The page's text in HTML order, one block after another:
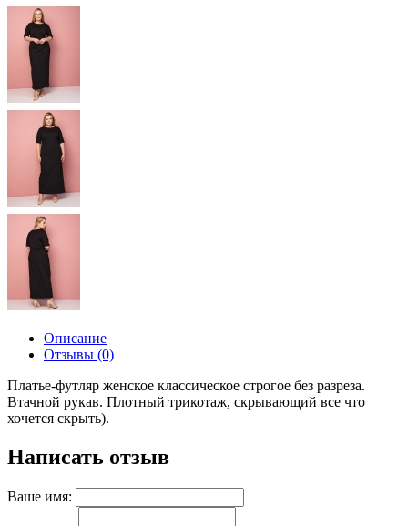
Описание
Отзывы (0)
Платье-футляр женское классическое строгое без разреза.
Втачной рукав. Плотный трикотаж, скрывающий все что
хочется скрыть).
Написать отзыв
Ваше имя: